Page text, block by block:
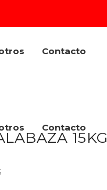
Contacto
Contacto
15KG